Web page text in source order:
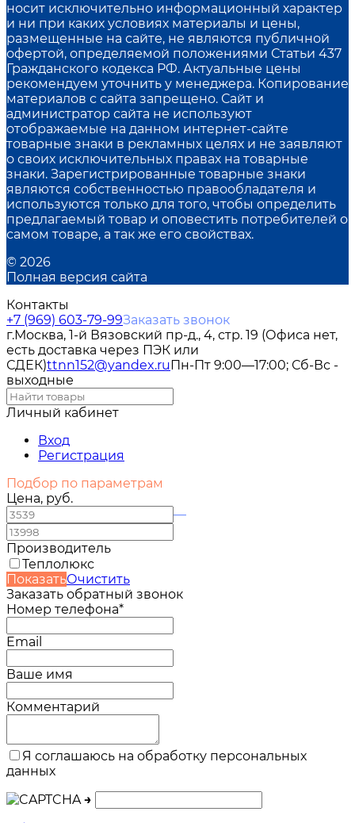
носит исключительно информационный характер
и ни при каких условиях материалы и цены,
размещенные на сайте, не являются публичной
офертой, определяемой положениями Статьи 437
Гражданского кодекса РФ. Актуальные цены
рекомендуем уточнить у менеджера. Копирование
материалов с сайта запрещено. Сайт и
администратор сайта не используют
отображаемые на данном интернет-сайте
товарные знаки в рекламных целях и не заявляют
о своих исключительных правах на товарные
знаки. Зарегистрированные товарные знаки
являются собственностью правообладателя и
используются только для того, чтобы определить
предлагаемый товар и оповестить потребителей о
самом товаре, а так же его свойствах.
© 2026
Полная версия сайта
Контакты
+7 (969) 603-79-99Заказать звонок
г.Москва, 1-й Вязовский пр-д., 4, стр. 19 (Офиса нет,
есть доставка через ПЭК или
СДЕК)ttnn152@yandex.ruПн-Пт 9:00—17:00; Сб-Вс -
выходные
Личный кабинет
Вход
Регистрация
Подбор по параметрам
Цена, руб.
—
Производитель
Теплолюкс
ПоказатьОчистить
Заказать обратный звонок
Номер телефона*
Email
Ваше имя
Комментарий
Я соглашаюсь на обработку персональных
данных
→